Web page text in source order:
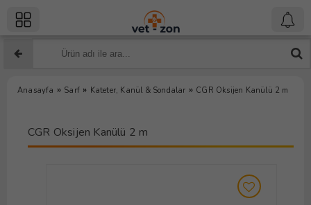
Anasayfa » Sarf » Kateter, Kanül & Sondalar » CGR Oksijen Kanülü 2 m
CGR Oksijen Kanülü 2 m